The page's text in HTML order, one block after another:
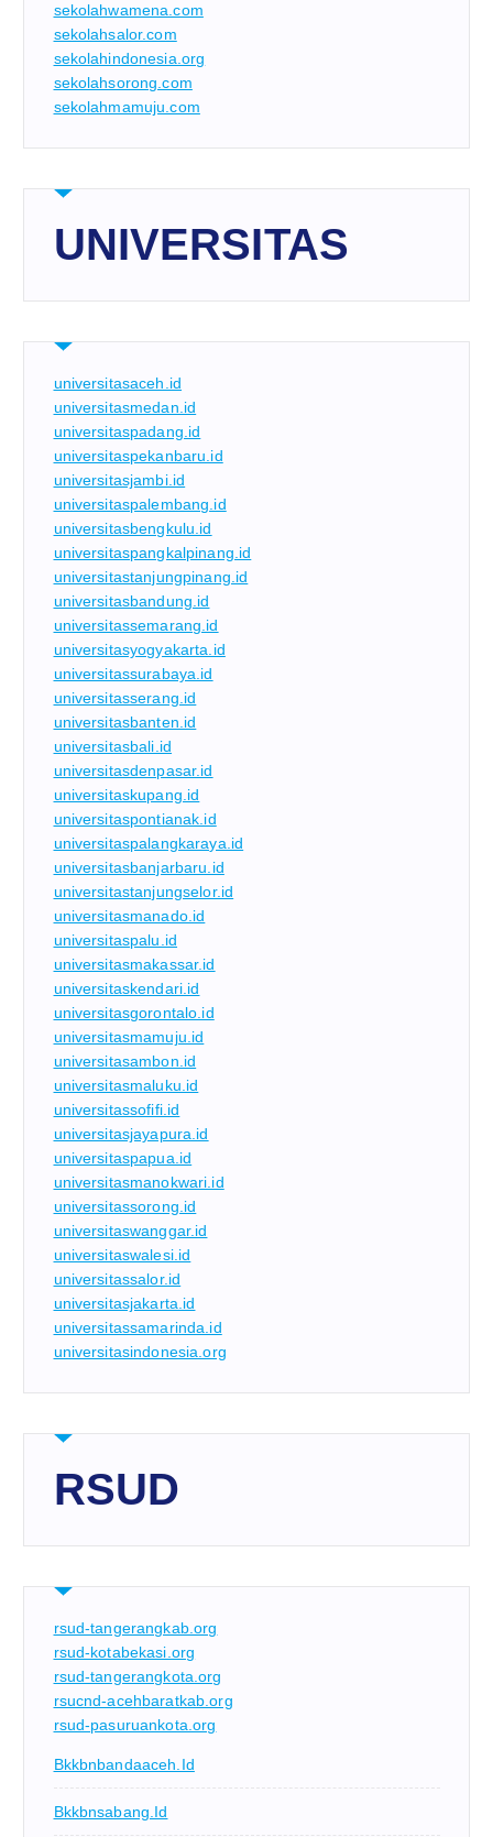
sekolahwamena.com
sekolahsalor.com
sekolahindonesia.org
sekolahsorong.com
sekolahmamuju.com
UNIVERSITAS
universitasaceh.id
universitasmedan.id
universitaspadang.id
universitaspekanbaru.id
universitasjambi.id
universitaspalembang.id
universitasbengkulu.id
universitaspangkalpinang.id
universitastanjungpinang.id
universitasbandung.id
universitassemarang.id
universitasyogyakarta.id
universitassurabaya.id
universitasserang.id
universitasbanten.id
universitasbali.id
universitasdenpasar.id
universitaskupang.id
universitaspontianak.id
universitaspalangkaraya.id
universitasbanjarbaru.id
universitastanjungselor.id
universitasmanado.id
universitaspalu.id
universitasmakassar.id
universitaskendari.id
universitasgorontalo.id
universitasmamuju.id
universitasambon.id
universitasmaluku.id
universitassofifi.id
universitasjayapura.id
universitaspapua.id
universitasmanokwari.id
universitassorong.id
universitaswanggar.id
universitaswalesi.id
universitassalor.id
universitasjakarta.id
universitassamarinda.id
universitasindonesia.org
RSUD
rsud-tangerangkab.org
rsud-kotabekasi.org
rsud-tangerangkota.org
rsucnd-acehbaratkab.org
rsud-pasuruankota.org
Bkkbnbandaaceh.id
Bkkbnsabang.id